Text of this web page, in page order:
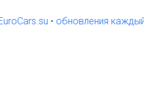
• обновления каждый день